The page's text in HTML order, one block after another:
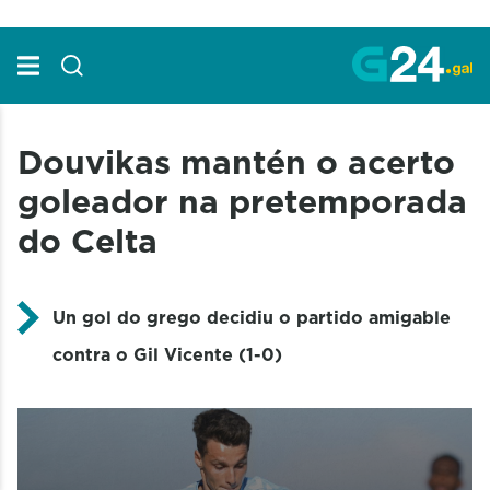
Douvikas mantén o acerto
goleador na pretemporada
do Celta
Un gol do grego decidiu o partido amigable
contra o Gil Vicente (1-0)